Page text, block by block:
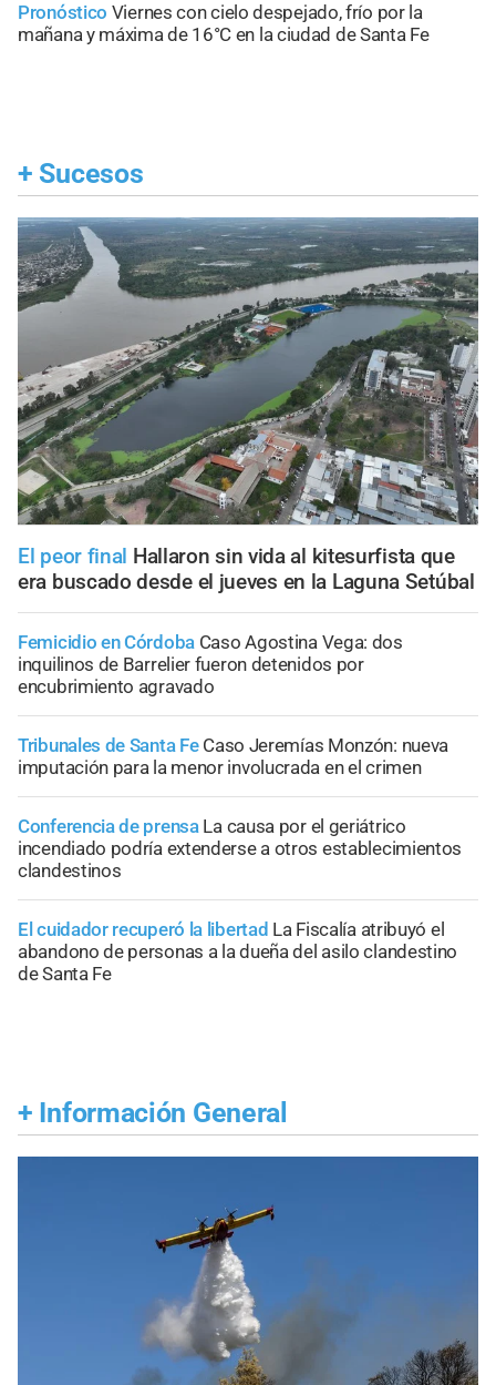
Pronóstico Viernes con cielo despejado, frío por la
mañana y máxima de 16°C en la ciudad de Santa Fe
+ Sucesos
El peor final Hallaron sin vida al kitesurfista que
era buscado desde el jueves en la Laguna Setúbal
Femicidio en Córdoba Caso Agostina Vega: dos
inquilinos de Barrelier fueron detenidos por
encubrimiento agravado
Tribunales de Santa Fe Caso Jeremías Monzón: nueva
imputación para la menor involucrada en el crimen
Conferencia de prensa La causa por el geriátrico
incendiado podría extenderse a otros establecimientos
clandestinos
El cuidador recuperó la libertad La Fiscalía atribuyó el
abandono de personas a la dueña del asilo clandestino
de Santa Fe
+ Información General